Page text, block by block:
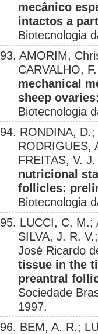
mecânico
intactos a
Biotecnologia
93. AMORIM,
CARVALHO,
mechanical
sheep
Biotecnologia
94. RONDINA,
RODRIGUES,
FREITAS, V.
nutricional
follicles:
Biotecnologia
95. LUCCI, C. M.;
SILVA, J. R.
José Ricardo
tissue in the
preantral
Sociedade
1997.
96. BEM, A. R.;